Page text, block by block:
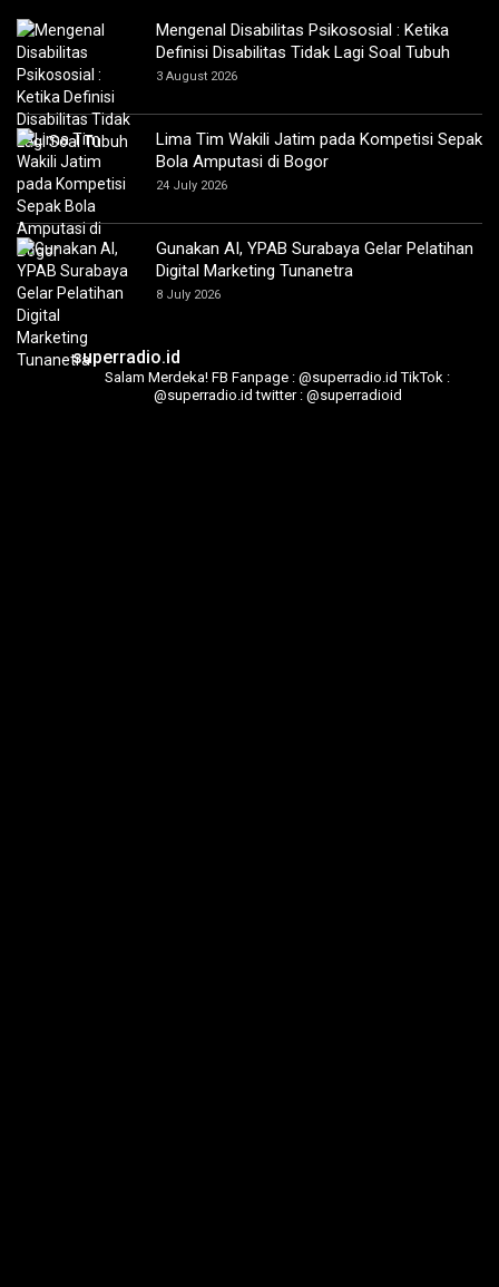
Mengenal Disabilitas Psikososial : Ketika
Definisi Disabilitas Tidak Lagi Soal Tubuh
3 August 2026
Lima Tim Wakili Jatim pada Kompetisi Sepak
Bola Amputasi di Bogor
24 July 2026
Gunakan AI, YPAB Surabaya Gelar Pelatihan
Digital Marketing Tunanetra
8 July 2026
superradio.id
Salam Merdeka! FB Fanpage : @superradio.id TikTok :
@superradio.id twitter : @superradioid